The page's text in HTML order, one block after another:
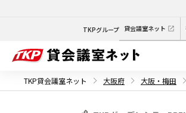
TKPグループ 貸会議室ネット
TKP貸会議室ネット 大阪府 大阪・梅田